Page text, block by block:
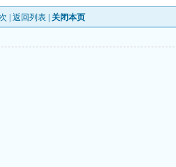
次 |返回列表 关闭本页